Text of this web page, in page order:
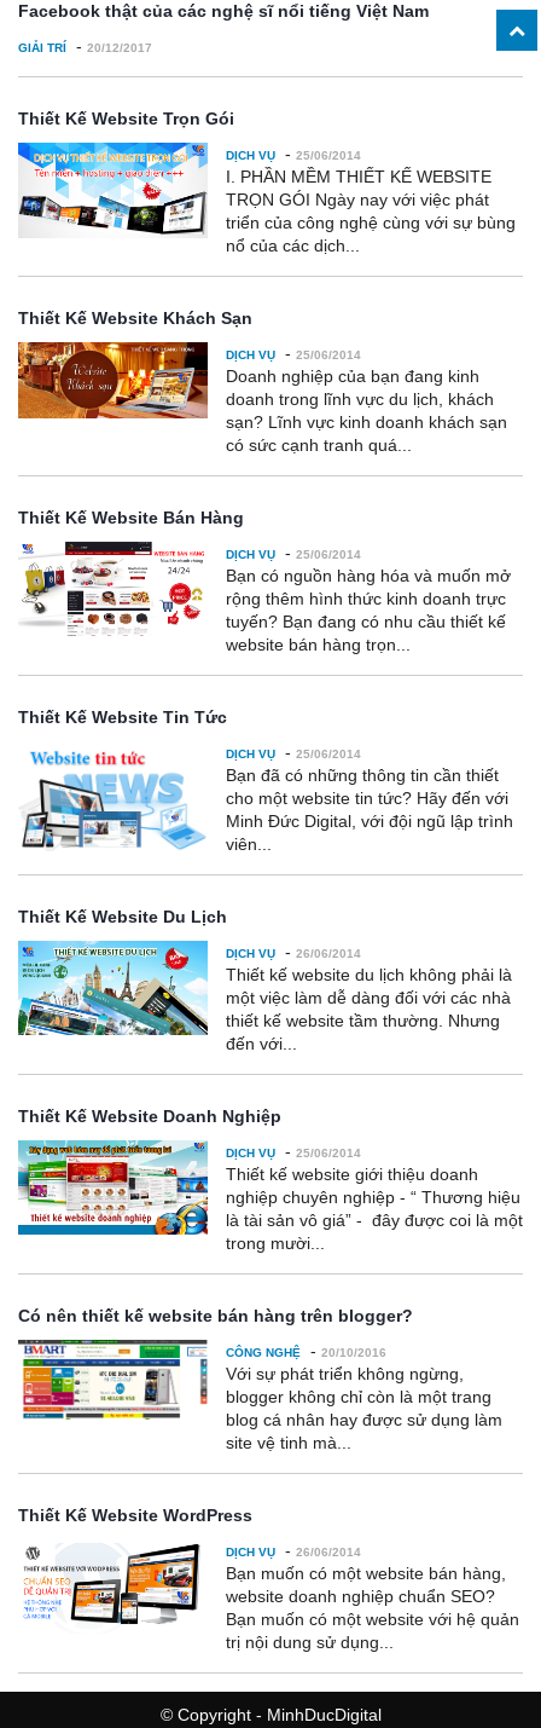
Facebook thật của các nghệ sĩ nổi tiếng Việt Nam
GIẢI TRÍ - 20/12/2017
Thiết Kế Website Trọn Gói
DỊCH VỤ - 25/06/2014
I. PHẦN MỀM THIẾT KẾ WEBSITE
TRỌN GÓI Ngày nay với việc phát
triển của công nghệ cùng với sự bùng
nổ của các dịch...
Thiết Kế Website Khách Sạn
DỊCH VỤ - 25/06/2014
Doanh nghiệp của bạn đang kinh
doanh trong lĩnh vực du lịch, khách
sạn? Lĩnh vực kinh doanh khách sạn
có sức cạnh tranh quá...
Thiết Kế Website Bán Hàng
DỊCH VỤ - 25/06/2014
Bạn có nguồn hàng hóa và muốn mở
rộng thêm hình thức kinh doanh trực
tuyến? Bạn đang có nhu cầu thiết kế
website bán hàng trọn...
Thiết Kế Website Tin Tức
DỊCH VỤ - 25/06/2014
Bạn đã có những thông tin cần thiết
cho một website tin tức? Hãy đến với
Minh Đức Digital, với đội ngũ lập trình
viên...
Thiết Kế Website Du Lịch
DỊCH VỤ - 26/06/2014
Thiết kế website du lịch không phải là
một việc làm dễ dàng đối với các nhà
thiết kế website tầm thường. Nhưng
đến với...
Thiết Kế Website Doanh Nghiệp
DỊCH VỤ - 25/06/2014
Thiết kế website giới thiệu doanh
nghiệp chuyên nghiệp - “ Thương hiệu
là tài sản vô giá” - đây được coi là một
trong mười...
Có nên thiết kế website bán hàng trên blogger?
CÔNG NGHỆ - 20/10/2016
Với sự phát triển không ngừng,
blogger không chỉ còn là một trang
blog cá nhân hay được sử dụng làm
site vệ tinh mà...
Thiết Kế Website WordPress
DỊCH VỤ - 26/06/2014
Bạn muốn có một website bán hàng,
website doanh nghiệp chuẩn SEO?
Bạn muốn có một website với hệ quản
trị nội dung sử dụng...
© Copyright - MinhDucDigital